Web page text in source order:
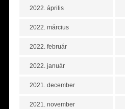
2022. április
2022. március
2022. február
2022. január
2021. december
2021. november